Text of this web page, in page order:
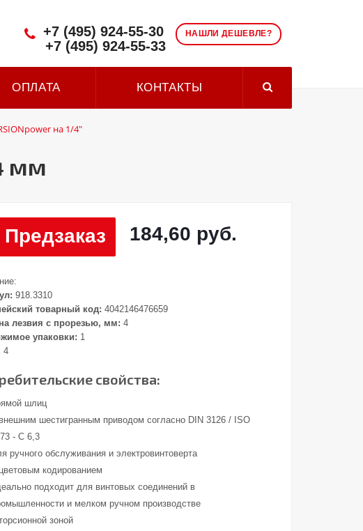
НАШЛИ ДЕШЕВЛЕ?
+7 (495) 924-55-30
+7 (495) 924-55-33
ОПЛАТА КОНТАКТЫ
на 1/4"
мм
Предзаказ 184,60 руб.
918.3310
товарный код: 4042146476659
лезвия с прорезью, мм: 4
упаковки: 1
4
свойства:
шлиц
шестигранным приводом согласно DIN 3126 / ISO
- C 6,3
ручного обслуживания и электровинтоверта
кодированием
подходит для винтовых соединений в
и мелком ручном производстве
зоной